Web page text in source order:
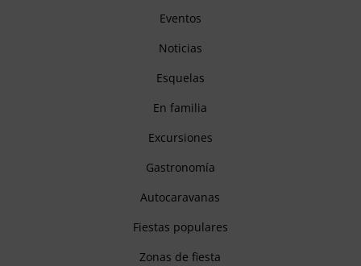
Eventos
Noticias
Esquelas
En familia
Excursiones
Gastronomía
Autocaravanas
Fiestas populares
Zonas de fiesta